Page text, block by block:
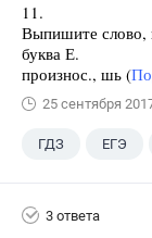
11.
Выпишите слово,
буква Е.
произнос., шь (
25 сентября
ГДЗ ЕГЭ
3 ответа